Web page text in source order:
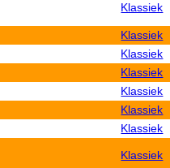
Klassiek
Klassiek
Klassiek
Klassiek
Klassiek
Klassiek
Klassiek
Klassiek